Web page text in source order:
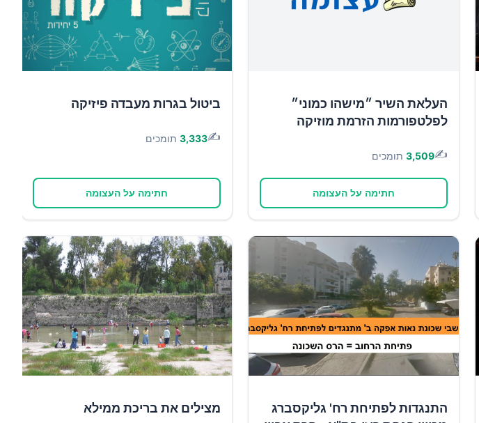
העלאת השיר ״מישהו כמוני״
לפלטפורמות הזרמת מוזיקה
✍️
3,509 תומכים
חתימה על העצומה
ביטול בגרות מעבדה פיזיקה
✍️
3,333 תומכים
חתימה על העצומה
התנגדות לפתיחת רח' גליקסברג
מצילים את בריכת ממילא